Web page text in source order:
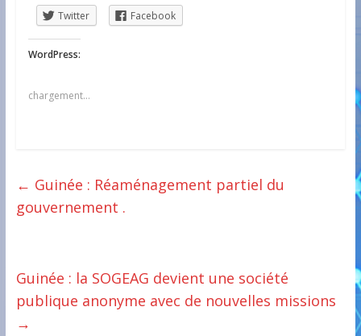
Twitter Facebook
WordPress:
chargement…
← Guinée : Réaménagement partiel du
gouvernement .
Guinée : la SOGEAG devient une société
publique anonyme avec de nouvelles missions
→